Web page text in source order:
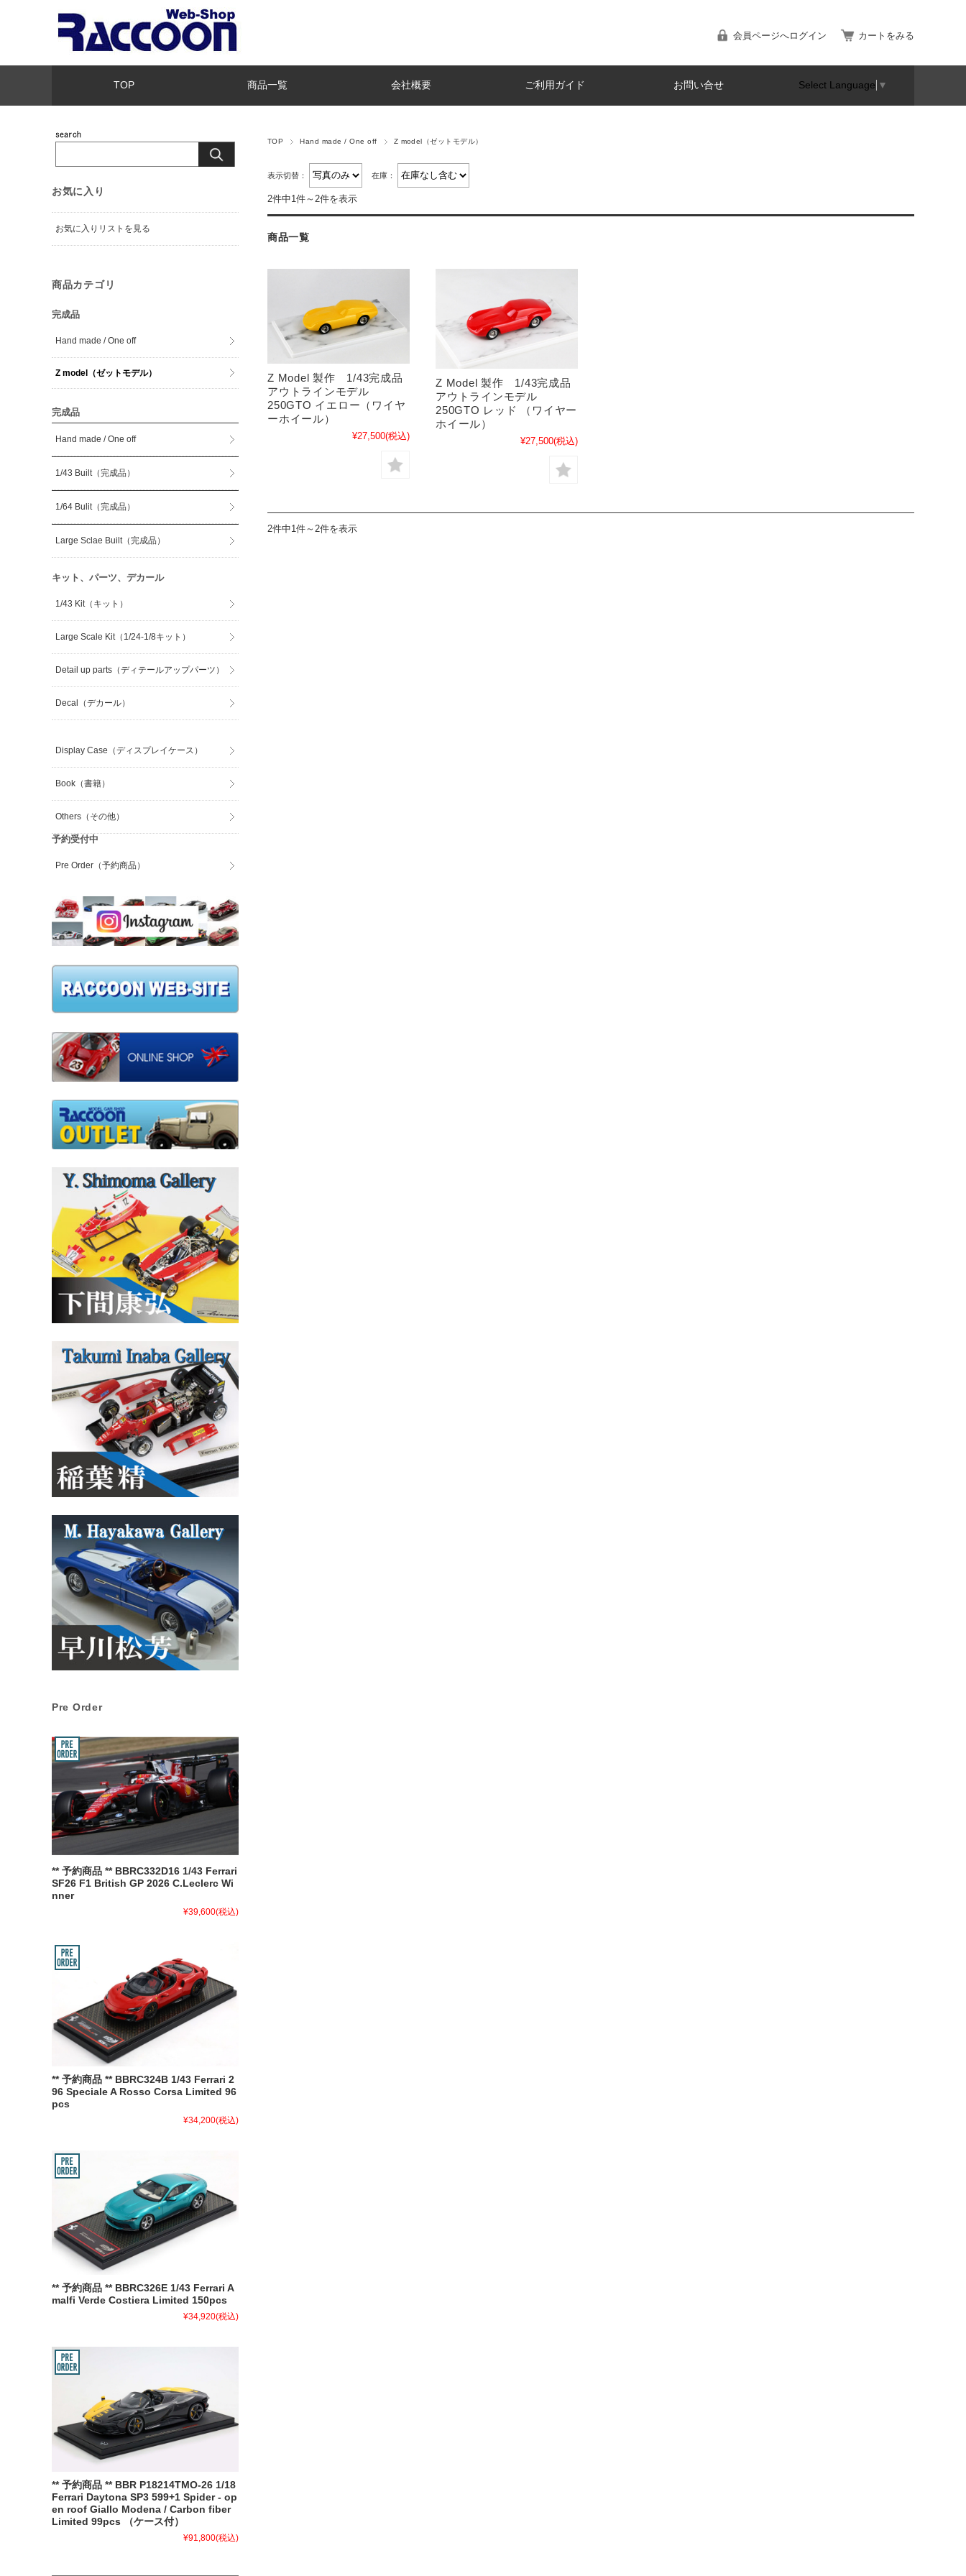
会員ページへログイン カートをみる
TOP 商品一覧 会社概要 ご利用ガイド お問い合せ Select Language ▼
TOP Hand made / One off Z model（ゼットモデル）
表示切替： 在庫：
2件中1件～2件を表示
商品一覧
Z Model 製作 1/43完成品
アウトラインモデル
250GTO イエロー（ワイヤ
ーホイール）
¥27,500(税込)
Z Model 製作 1/43完成品
アウトラインモデル
250GTO レッド （ワイヤー
ホイール）
¥27,500(税込)
2件中1件～2件を表示
お気に入り
お気に入りリストを見る
商品カテゴリ
完成品
Hand made / One off
Z model（ゼットモデル）
完成品
Hand made / One off
1/43 Built（完成品）
1/64 Bulit（完成品）
Large Sclae Built（完成品）
キット、パーツ、デカール
1/43 Kit（キット）
Large Scale Kit（1/24-1/8キット）
Detail up parts（ディテールアップパーツ）
Decal（デカール）
Display Case（ディスプレイケース）
Book（書籍）
Others（その他）
予約受付中
Pre Order（予約商品）
Pre Order
** 予約商品 ** BBRC332D16 1/43 Ferrari
SF26 F1 British GP 2026 C.Leclerc Wi
nner
¥39,600(税込)
** 予約商品 ** BBRC324B 1/43 Ferrari 2
96 Speciale A Rosso Corsa Limited 96
pcs
¥34,200(税込)
** 予約商品 ** BBRC326E 1/43 Ferrari A
malfi Verde Costiera Limited 150pcs
¥34,920(税込)
** 予約商品 ** BBR P18214TMO-26 1/18
Ferrari Daytona SP3 599+1 Spider - op
en roof Giallo Modena / Carbon fiber
Limited 99pcs （ケース付）
¥91,800(税込)